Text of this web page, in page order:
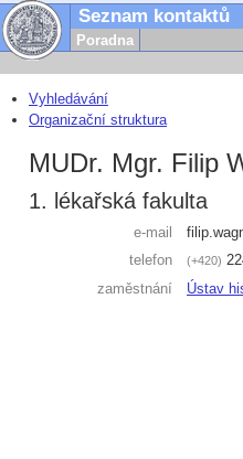
Seznam kontaktů
Poradna
Vyhledávání
Organizační struktura
MUDr. Mgr. Filip
1. lékařská fakulta
e-mail
telefon
+420
zaměstnání
Ústav